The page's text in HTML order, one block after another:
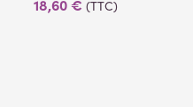
18,60 € (TTC)